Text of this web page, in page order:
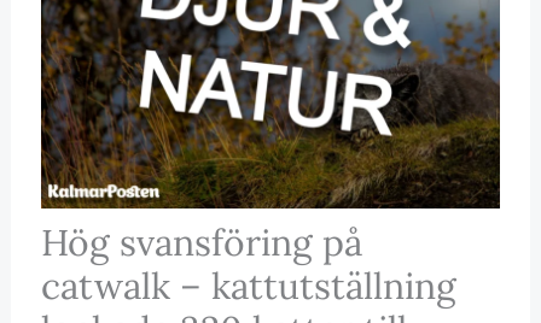
Hög svansföring på
catwalk – kattutställning